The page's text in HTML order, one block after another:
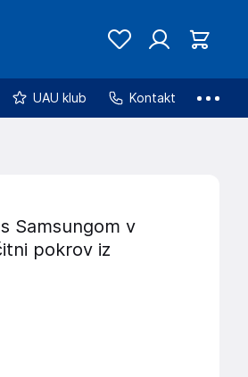
UAU klub Kontakt
Samsungom v
pokrov iz